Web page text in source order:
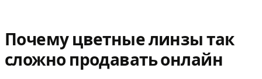
Почему цветные линзы так
сложно продавать онлайн